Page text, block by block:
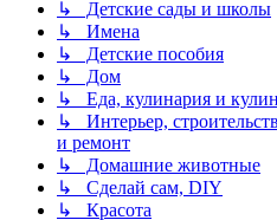
↳ Детские сады и школы
↳ Имена
↳ Детские пособия
↳ Дом
↳ Еда, кулинария и
↳ Интерьер,
и ремонт
↳ Домашние животные
↳ Сделай сам, DIY
↳ Красота